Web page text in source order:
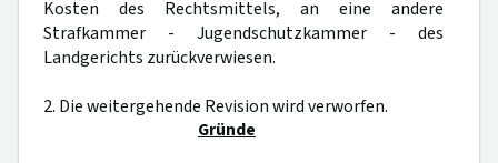
Kosten des Rechtsmittels, an eine andere
Strafkammer - Jugendschutzkammer - des
Landgerichts zurückverwiesen.
2. Die weitergehende Revision wird verworfen.
Gründe